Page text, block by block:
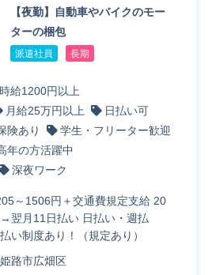
【夜勤】自動車やバイクのモー
ターの梱包
派遣社員 長期
時給1200円以上
月給25万円以上
日払い可
険あり
学生・フリーター歓迎
年の方活躍中
深夜ワーク
～1506円＋交通費規定支給 20
翌月11日払い 日払い・週払
い制度あり！（規定あり）
路市広畑区